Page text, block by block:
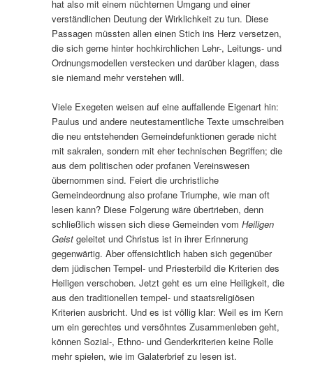
hat also mit einem nüchternen Umgang und einer
verständlichen Deutung der Wirklichkeit zu tun. Diese
Passagen müssten allen einen Stich ins Herz versetzen,
die sich gerne hinter hochkirchlichen Lehr-, Leitungs- und
Ordnungsmodellen verstecken und darüber klagen, dass
sie niemand mehr verstehen will.
Viele Exegeten weisen auf eine auffallende Eigenart hin:
Paulus und andere neutestamentliche Texte umschreiben
die neu entstehenden Gemeindefunktionen gerade nicht
mit sakralen, sondern mit eher technischen Begriffen; die
aus dem politischen oder profanen Vereinswesen
übernommen sind. Feiert die urchristliche
Gemeindeordnung also profane Triumphe, wie man oft
lesen kann? Diese Folgerung wäre übertrieben, denn
schließlich wissen sich diese Gemeinden vomHeiligen
Geist geleitet und Christus ist in ihrer Erinnerung
gegenwärtig. Aber offensichtlich haben sich gegenüber
dem jüdischen Tempel- und Priesterbild die Kriterien des
Heiligen verschoben. Jetzt geht es um eine Heiligkeit, die
aus den traditionellen tempel- und staatsreligiösen
Kriterien ausbricht. Und es ist völlig klar: Weil es im Kern
um ein gerechtes und versöhntes Zusammenleben geht,
können Sozial-, Ethno- und Genderkriterien keine Rolle
mehr spielen, wie im Galaterbrief zu lesen ist.